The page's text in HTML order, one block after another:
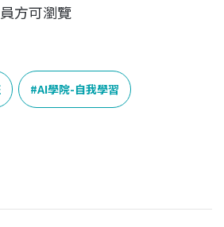
方可瀏覽
AI學院-自我學習